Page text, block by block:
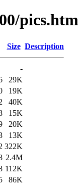
pics.htm
Size Description
-
29K
19K
40K
15K
20K
13K
322K
2.4M
112K
86K